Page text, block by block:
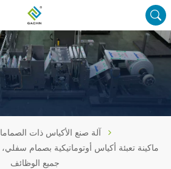
آلة صنع الأكياس ذات
ماكينة تعبئة أكياس أوتوماتيكية بصمام
جميع الوظائف